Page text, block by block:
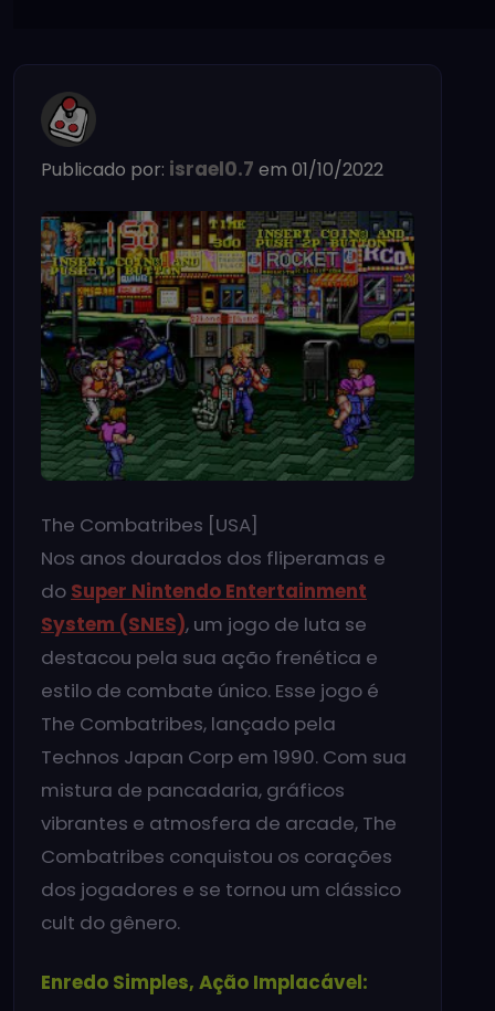
Publicado por: israel0.7 em 01/10/2022
The Combatribes [USA]
Nos anos dourados dos fliperamas e
do Super Nintendo Entertainment
System (SNES), um jogo de luta se
destacou pela sua ação frenética e
estilo de combate único. Esse jogo é
The Combatribes, lançado pela
Technos Japan Corp em 1990. Com sua
mistura de pancadaria, gráficos
vibrantes e atmosfera de arcade, The
Combatribes conquistou os corações
dos jogadores e se tornou um clássico
cult do gênero.
Enredo Simples, Ação Implacável: